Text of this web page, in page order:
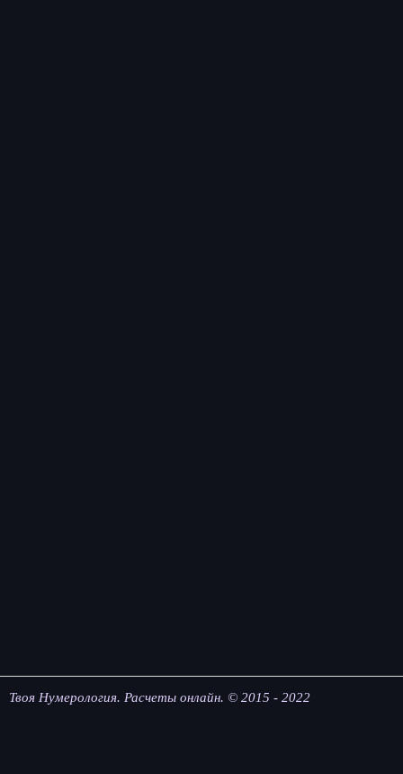
Твоя Нумерология. Расчеты онлайн. © 2015 - 2022